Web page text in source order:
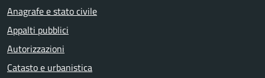
Anagrafe e stato civile
Appalti pubblici
Autorizzazioni
Catasto e urbanistica